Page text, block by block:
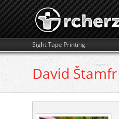
Sight Tape Printing
David Štamfr